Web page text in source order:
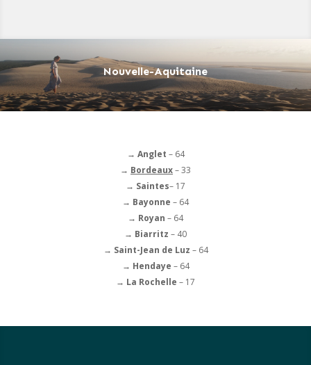
Nouvelle-Aquitaine
→ Anglet – 64
→ Bordeaux– 33
→ Saintes– 17
→ Bayonne – 64
→ Royan – 64
→ Biarritz – 40
→ Saint-Jean de Luz – 64
→ Hendaye – 64
→ La Rochelle – 17